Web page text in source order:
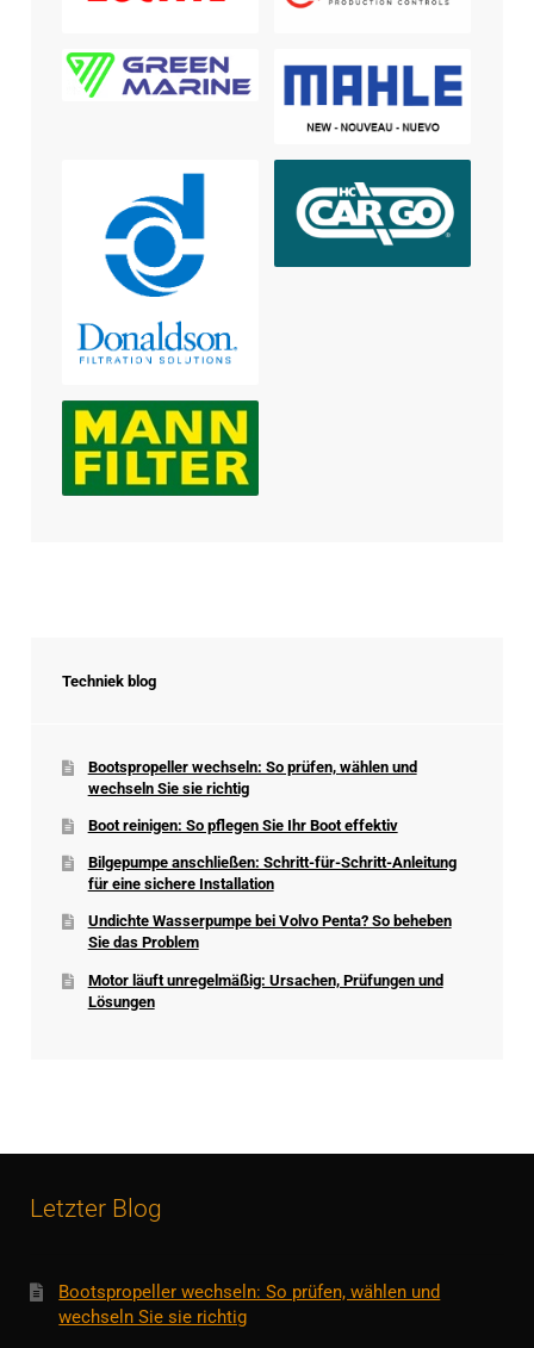
Techniek blog
Bootspropeller wechseln: So prüfen, wählen und
wechseln Sie sie richtig
Boot reinigen: So pflegen Sie Ihr Boot effektiv
Bilgepumpe anschließen: Schritt-für-Schritt-Anleitung
für eine sichere Installation
Undichte Wasserpumpe bei Volvo Penta? So beheben
Sie das Problem
Motor läuft unregelmäßig: Ursachen, Prüfungen und
Lösungen
Letzter Blog
Bootspropeller wechseln: So prüfen, wählen und
wechseln Sie sie richtig